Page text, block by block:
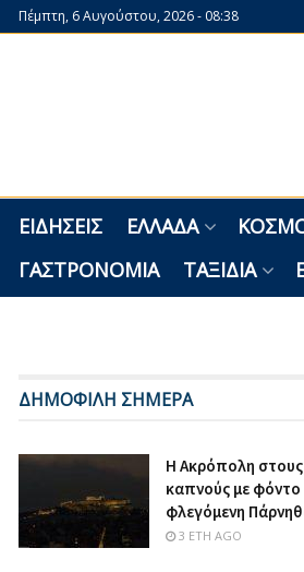
Πέμπτη, 6 Αυγούστου, 2026 - 08:38
ΕΙΔΉΣΕΙΣ ΕΛΛΆΔΑ
ΓΑΣΤΡΟΝΟΜΊΑ
ΤΑΞΊΔΙΑ
ΔΗΜΟΦΙΛΗ ΣΗΜΕΡΑ
Η Ακρόπολη στους
καπνούς με φόντο
φλεγόμενη
3 ΈΤΗ AGO